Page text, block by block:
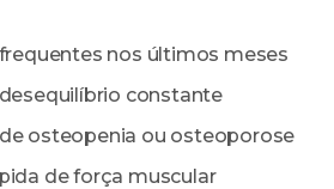
nos últimos meses
constante
osteopenia ou osteoporose
de força muscular